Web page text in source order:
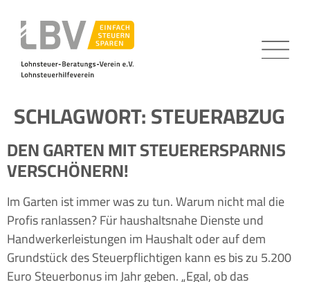
SCHLAGWORT:STEUERABZUG
DEN GARTEN MIT STEUERERSPARNIS
VERSCHÖNERN!
Im Garten ist immer was zu tun. Warum nicht mal die
Profis ranlassen? Für haushaltsnahe Dienste und
Handwerkerleistungen im Haushalt oder auf dem
Grundstück des Steuerpflichtigen kann es bis zu 5.200
Euro Steuerbonus im Jahr geben. „Egal, ob das